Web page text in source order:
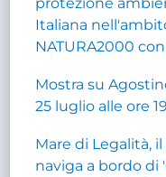
Italiana
NATURA2000
Mostra su
25 luglio alle ore
Mare di Legalità,
naviga a bordo di